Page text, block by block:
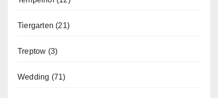
Tiergarten (21)
Treptow (3)
Wedding (71)